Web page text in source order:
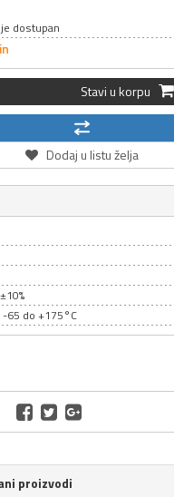
dostupan
Stavi u korpu
Dodaj u listu želja
65 do +175°C
proizvodi